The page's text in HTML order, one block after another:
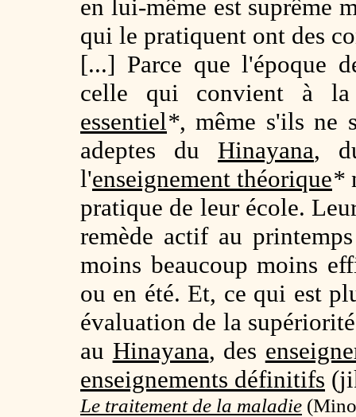
en lui-même est suprême
qui le pratiquent ont des
[...] Parce que l'époque
celle qui convient à
essentiel*, même s'ils ne
adeptes du Hinayana,
l'enseignement théorique*
pratique de leur école.
remède actif au
moins beaucoup moins
ou en été. Et, ce qui est
évaluation de la
au Hinayana, des
enseignements définitifs
Le traitement de la maladie (